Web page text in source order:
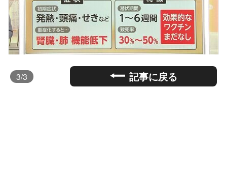
3/3 記事に戻る